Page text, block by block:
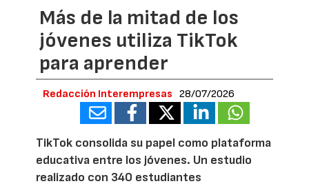
Más de la mitad de los
jóvenes utiliza TikTok
para aprender
Redacción Interempresas 28/07/2026
TikTok consolida su papel como plataforma
educativa entre los jóvenes. Un estudio
realizado con 340 estudiantes